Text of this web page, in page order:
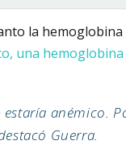
la
una
estaría anémico.
Guerra.